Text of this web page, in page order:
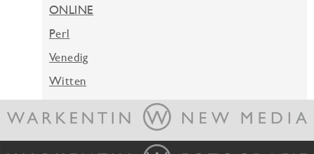
ONLINE
Perl
Venedig
Witten